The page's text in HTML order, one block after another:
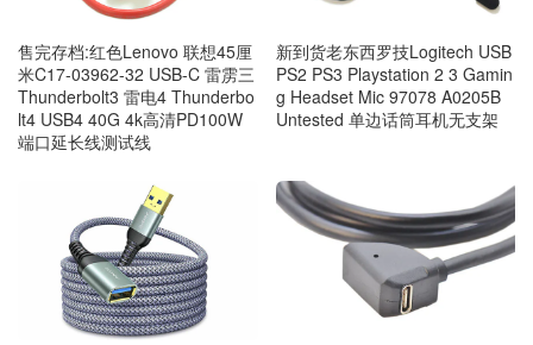
售完存档:红色Lenovo 联想45厘
米C17-03962-32 USB-C 雷雳三
Thunderbolt3 雷电4 Thunderbo
lt4 USB4 40G 4k高清PD100W
端口延长线测试线
新到货老东西罗技Logitech USB
PS2 PS3 Playstation 2 3 Gamin
g Headset Mic 97078 A0205B
Untested 单边话筒耳机无支架